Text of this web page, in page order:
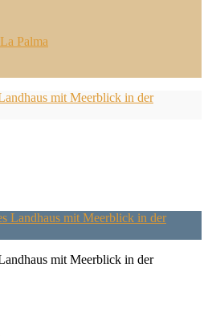
Palma
mit Meerblick in der
mit Meerblick in der